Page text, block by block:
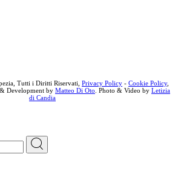
Tutti i Diritti Riservati, Privacy Policy - Cookie Policy,
Development by Matteo Di Oto . Photo & Video by Letizia
di Candia